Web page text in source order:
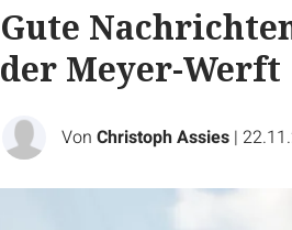
Gute
der Meyer-Werft
Von Christoph Assies |